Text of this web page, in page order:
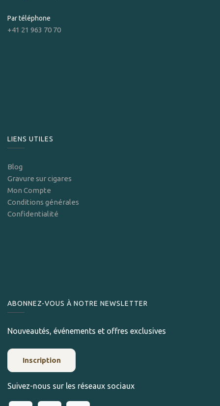
Par téléphone
+41 21 963 70 70
LIENS UTILES
Blog
Gravure sur cigares
Mon Compte
Conditions générales
Confidentialité
ABONNEZ-VOUS À NOTRE NEWSLETTER
Nouveautés, événements et offres exclusives
Inscription
Suivez-nous sur les réseaux sociaux